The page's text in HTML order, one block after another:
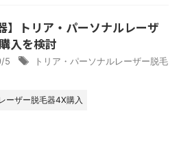
】トリア・パーソナルレーザ
入を検討
5
トリア・パーソナルレーザー脱毛
ーザー脱毛器4X購入